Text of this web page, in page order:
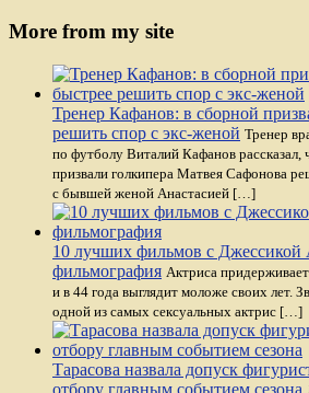
More from my site
Тренер Кафанов: в сборной
решить спор с экс-женой Тренер
по футболу Виталий Кафанов рассказал,
призвали голкипера Матвея Сафонова
с бывшей женой Анастасией […]
10 лучших фильмов с Джессикой
фильмография Актриса
и в 44 года выглядит моложе своих лет.
одной из самых сексуальных актрис […]
Тарасова назвала допуск
отбору главным событием сезона